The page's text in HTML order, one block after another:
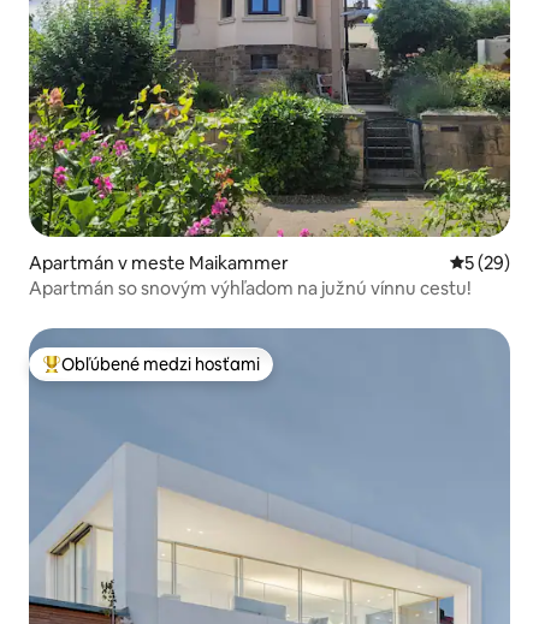
Apartmán v meste Maikammer
5 (29)
Apartmán so snovým výhľadom na južnú vínnu cestu!
Najobľúbenejšie medzi hosťami
Obľúbené medzi hosťami